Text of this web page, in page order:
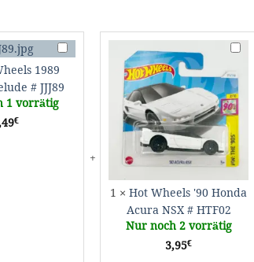
Hot
Wheels
Honda
Prelude
1989
# JJJ89
1 vorrätig
€
Hot
'90
Honda
Acura
NSX
#
HTF02
1 × Hot Wheels '90 Honda
Acura NSX # HTF02
Nur noch 2 vorrätig
3,95€